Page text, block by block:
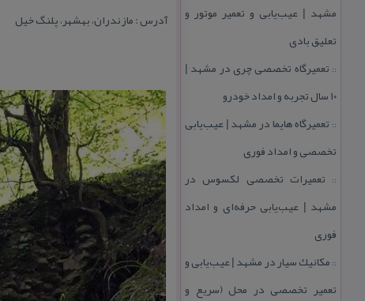
مشهد | عیب‌یابی و تعمیر موتور و
تعلیق بادی
:: تعمیرگاه تخصصی چری در مشهد |
۱۰ سال تجربه و امداد خودرو
:: تعمیرگاه هایما در مشهد | عیب‌یابی
تخصصی و امداد فوری
:: تعمیرات تخصصی لكسوس در
مشهد | عیب‌یابی حرفه‌ای و امداد
فوری
:: مكانیك سیار در مشهد | عیب‌یابی و
تعمیر تخصصی در محل (سریع و
آدرس : مازندران، بهشهر، پلنگ خیل